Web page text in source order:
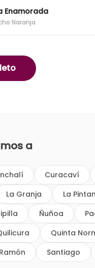
Enamorada
Naranja
a
Curacaví
La Granja La
Ñuñoa
Quinta
Santiago